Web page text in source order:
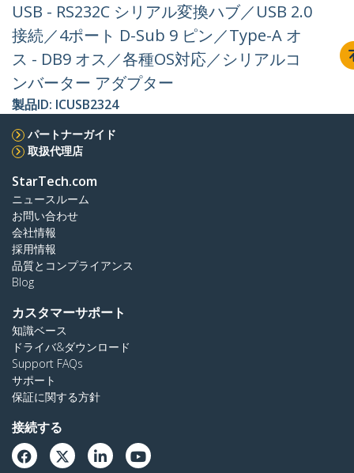
USB - RS232C シリアル変換ハブ／USB 2.0
接続／4ポート D-Sub 9 ピン／Type-A オ
ス - DB9 オス／各種OS対応／シリアルコ
ンバーター アダプター
製品ID: ICUSB2324
パートナーガイド
取扱代理店
StarTech.com
ニュースルーム
お問い合わせ
会社情報
採用情報
品質とコンプライアンス
Blog
カスタマーサポート
知識ベース
ドライバ&ダウンロード
Support FAQs
サポート
保証に関する方針
接続する